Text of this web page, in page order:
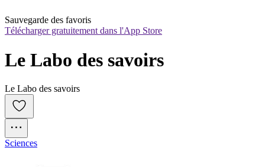
Sauvegarde des favoris
Télécharger gratuitement dans l'App Store
Le Labo des savoirs
Le Labo des savoirs
Sciences